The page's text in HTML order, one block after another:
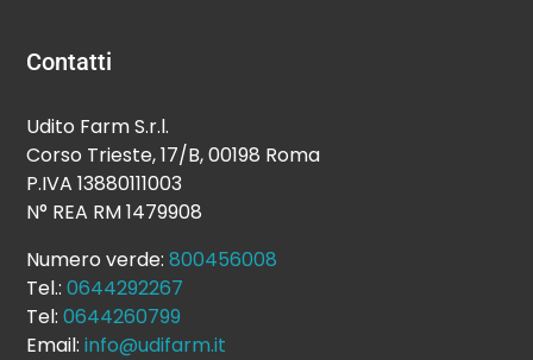
Contatti
Udito Farm S.r.l.
Corso Trieste, 17/B, 00198 Roma
P.IVA 13880111003
N° REA RM 1479908
Numero verde:800456008
Tel.:0644292267
Tel:0644260799
Email:info@udifarm.it